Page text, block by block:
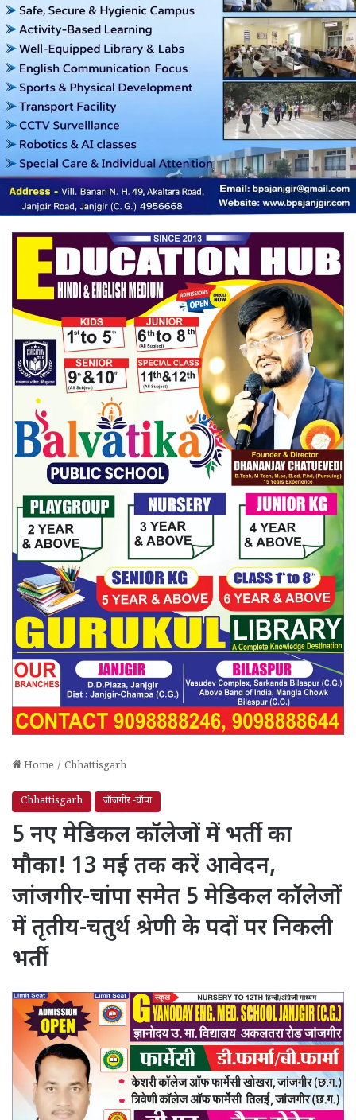
Home / Chhattisgarh
Chhattisgarh जाँजगीर -चाँपा
5 नए मेडिकल कॉलेजों में भर्ती का
मौका! 13 मई तक करें आवेदन,
जांजगीर-चांपा समेत 5 मेडिकल कॉलेजों
में तृतीय-चतुर्थ श्रेणी के पदों पर निकली
भर्ती